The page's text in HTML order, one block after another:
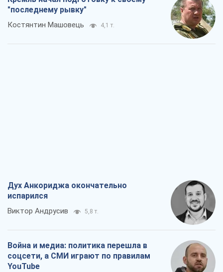
"последнему рывку"
Костянтин Машовець 4,1 т.
Дух Анкориджа окончательно
испарился
Виктор Андрусив 5,8 т.
Война и медиа: политика перешла в
соцсети, а СМИ играют по правилам
YouTube